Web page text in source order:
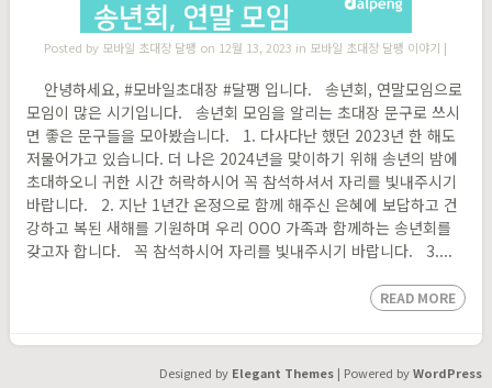
Posted by 모바일 초대장 달팽 on 12월 13, 2023 in 모바일 초대장 달팽 이야기 |
안녕하세요, #모바일초대장 #달팽​ 입니다. 송년회, 연말모임으로
모임이 많은 시기입니다. 송년회 모임을 알리는 초대장 문구로 쓰시
면 좋은 문구들을 모아봤습니다. 1. 다사다난 했던 2023년 한 해도
저물어가고 있습니다. 더 나은 2024년을 맞이하기 위해 송년의 밤에
초대하오니 귀한 시간 허락하시어 꼭 참석하셔서 자리를 빛내주시기
바랍니다. 2. 지난 1년간 온정으로 함께 해주신 은혜에 보답하고 건
강하고 복된 새해를 기원하며 우리 OOO 가족과 함께하는 송년회를
갖고자 합니다. 꼭 참석하시어 자리를 빛내주시기 바랍니다. 3....
READ MORE
Designed by Elegant Themes | Powered byWordPress